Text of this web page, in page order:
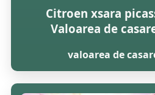
Citroen xsara
Valoarea de
valoarea de